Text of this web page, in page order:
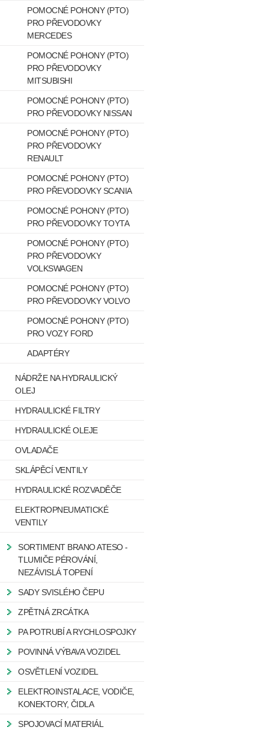
POMOCNÉ POHONY (PTO)
PRO PŘEVODOVKY
MERCEDES
POMOCNÉ POHONY (PTO)
PRO PŘEVODOVKY
MITSUBISHI
POMOCNÉ POHONY (PTO)
PRO PŘEVODOVKY NISSAN
POMOCNÉ POHONY (PTO)
PRO PŘEVODOVKY
RENAULT
POMOCNÉ POHONY (PTO)
PRO PŘEVODOVKY SCANIA
POMOCNÉ POHONY (PTO)
PRO PŘEVODOVKY TOYTA
POMOCNÉ POHONY (PTO)
PRO PŘEVODOVKY
VOLKSWAGEN
POMOCNÉ POHONY (PTO)
PRO PŘEVODOVKY VOLVO
POMOCNÉ POHONY (PTO)
PRO VOZY FORD
ADAPTÉRY
NÁDRŽE NA HYDRAULICKÝ
OLEJ
HYDRAULICKÉ FILTRY
HYDRAULICKÉ OLEJE
OVLADAČE
SKLÁPĚCÍ VENTILY
HYDRAULICKÉ ROZVADĚČE
ELEKTROPNEUMATICKÉ
VENTILY
SORTIMENT BRANO ATESO -
TLUMIČE PÉROVÁNÍ,
NEZÁVISLÁ TOPENÍ
SADY SVISLÉHO ČEPU
ZPĚTNÁ ZRCÁTKA
PA POTRUBÍ A RYCHLOSPOJKY
POVINNÁ VÝBAVA VOZIDEL
OSVĚTLENÍ VOZIDEL
ELEKTROINSTALACE, VODIČE,
KONEKTORY, ČIDLA
SPOJOVACÍ MATERIÁL